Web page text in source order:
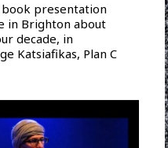
presentation
in Brighton about
decade, in
Katsiafikas, Plan C